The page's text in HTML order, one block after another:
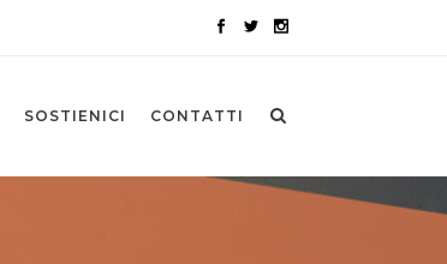
SOSTIENICI CONTATTI